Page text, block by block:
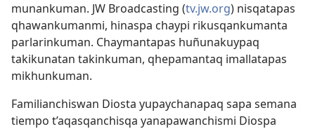
munankuman. JW Broadcasting (tv.jw.org) nisqatapas
qhawankumanmi, hinaspa chaypi rikusqankumanta
parlarinkuman. Chaymantapas huñunakuypaq
takikunatan takinkuman, qhepamantaq imallatapas
mikhunkuman.
Familianchiswan Diosta yupaychanapaq sapa semana
tiempo t’aqasqanchisqa yanapawanchismi Diospa